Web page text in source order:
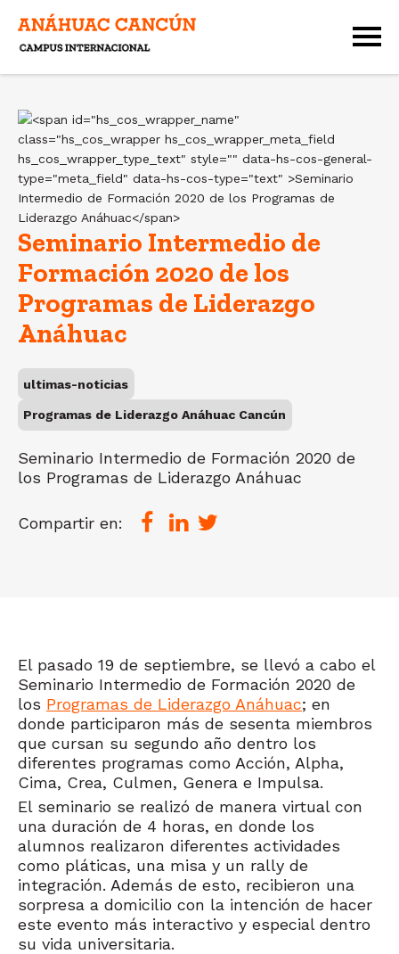
Seminario Intermedio de
Formación 2020 de los
Programas de Liderazgo
Anáhuac
ultimas-noticias
Programas de Liderazgo Anáhuac Cancún
Seminario Intermedio de Formación 2020 de
los Programas de Liderazgo Anáhuac
Compartir en:
El pasado 19 de septiembre, se llevó a cabo el
Seminario Intermedio de Formación 2020 de
los Programas de Liderazgo Anáhuac; en
donde participaron más de sesenta miembros
que cursan su segundo año dentro los
diferentes programas como Acción, Alpha,
Cima, Crea, Culmen, Genera e Impulsa.
El seminario se realizó de manera virtual con
una duración de 4 horas, en donde los
alumnos realizaron diferentes actividades
como pláticas, una misa y un rally de
integración. Además de esto, recibieron una
sorpresa a domicilio con la intención de hacer
este evento más interactivo y especial dentro
su vida universitaria.